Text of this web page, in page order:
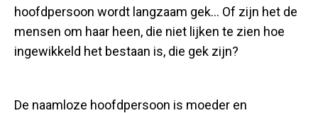
hoofdpersoon wordt langzaam gek… Of zijn het de
mensen om haar heen, die niet lijken te zien hoe
ingewikkeld het bestaan is, die gek zijn?
De naamloze hoofdpersoon is moeder en